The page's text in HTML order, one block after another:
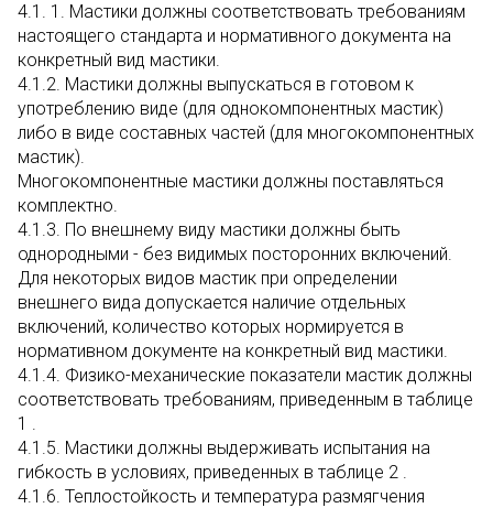
4.1. 1. Мастики должны соответствовать требованиям
настоящего стандарта и нормативного документа на
конкретный вид мастики.
4.1.2. Мастики должны выпускаться в готовом к
употреблению виде (для однокомпонентных мастик)
либо в виде составных частей (для многокомпонентных
мастик).
Многокомпонентные мастики должны поставляться
комплектно.
4.1.3. По внешнему виду мастики должны быть
однородными - без видимых посторонних включений.
Для некоторых видов мастик при определении
внешнего вида допускается наличие отдельных
включений, количество которых нормируется в
нормативном документе на конкретный вид мастики.
4.1.4. Физико-механические показатели мастик должны
соответствовать требованиям, приведенным в таблице
1 .
4.1.5. Мастики должны выдерживать испытания на
гибкость в условиях, приведенных в таблице 2 .
4.1.6. Теплостойкость и температура размягчения